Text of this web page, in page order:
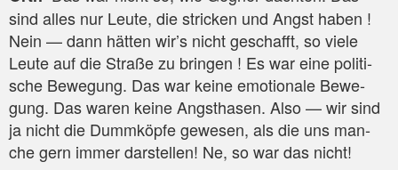
sind alles nur Leu­te, die stri­cken und Angst haben !
Nein — dann hät­ten wir’s nicht geschafft, so vie­le
Leu­te auf die Stra­ße zu brin­gen ! Es war eine poli­ti­
sche Bewe­gung. Das war kei­ne emo­tio­na­le Bewe­
gung. Das waren kei­ne Angst­ha­sen. Also — wir sind
ja nicht die Dumm­köp­fe gewe­sen, als die uns man­
che gern immer dar­stel­len! Ne, so war das nicht!